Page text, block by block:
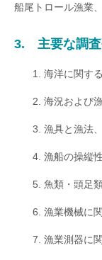
船尾トロール漁業
3. 主要な調査
海洋に関す
海況および
漁具と漁法
漁船の操縦
魚類・頭足
漁業機械に
漁業測器に